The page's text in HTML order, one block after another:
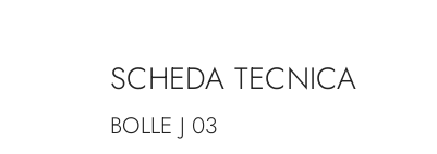
SCHEDA TECNICA
BOLLE J 03